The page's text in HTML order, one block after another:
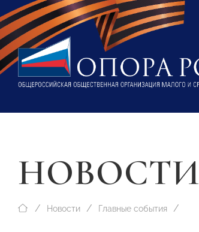
НОВОСТИ
Новости Главные события